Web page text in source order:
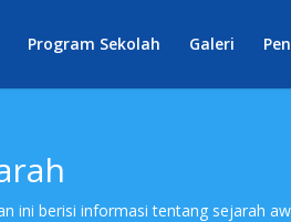
Program Sekolah Galeri
ini berisi informasi tentang sejarah